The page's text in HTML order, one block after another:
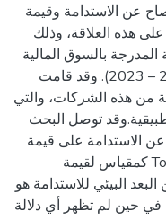
عن الاستدامة وقيمة
هذه العلاقة، وذلك
بالسوق المالية
السعودية خلال فترة أربع سنوات (2020 – 2023). وقد قامت
عينة مكونه من 85 شركة من هذه الشركات، والتي
التطبيقية.وقد توصل البحث
عن الاستدامة على قيمة
الشركة، وذلك باستخدام نموذج Tobin’s Q كمقياس لقيمة
البيئي للاستدامة هو
في حين لم تظهر أي دلالة